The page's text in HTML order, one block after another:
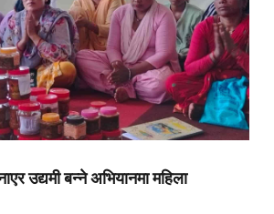
उद्यमी बन्ने अभियानमा महिला